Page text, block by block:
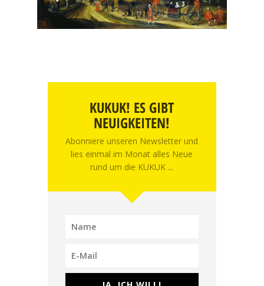
KUKUK! ES GIBT
NEUIGKEITEN!
Abonniere unseren Newsletter und
lies einmal im Monat alles Neue
rund um die KUKUK ...